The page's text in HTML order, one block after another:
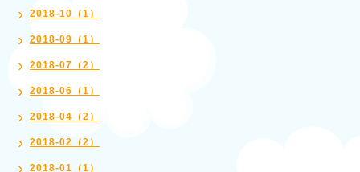
2018-10（1）
2018-09（1）
2018-07（2）
2018-06（1）
2018-04（2）
2018-02（2）
2018-01（1）